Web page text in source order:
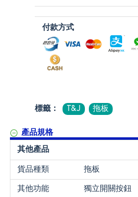
付款方式
標籤： T&J 拖板
產品規格
其他產品
貨品種類
拖板
其他功能
獨立開關按鈕